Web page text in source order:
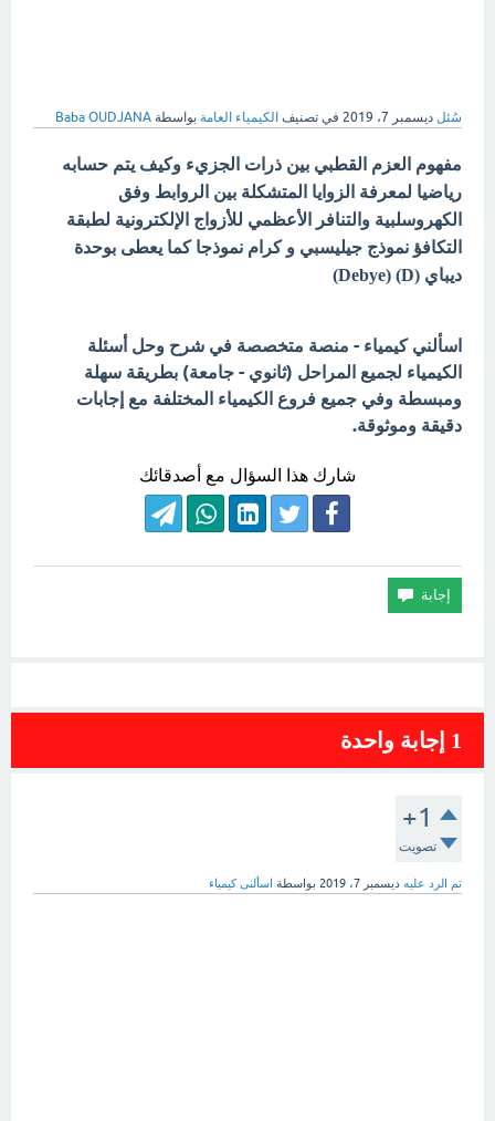
سُئل ديسمبر 7، 2019 في تصنيف الكيمياء العامة بواسطة Baba OUDJANA
مفهوم العزم القطبي بين ذرات الجزيء وكيف يتم حسابه
رياضيا لمعرفة الزوايا المتشكلة بين الروابط وفق
الكهروسلبية والتنافر الأعظمي للأزواج الإلكترونية لطبقة
التكافؤ نموذج جيليسبي و كرام نموذجا كما يعطى بوحدة
ديباي (D) (Debye)
اسألني كيمياء - منصة متخصصة في شرح وحل أسئلة
الكيمياء لجميع المراحل (ثانوي - جامعة) بطريقة سهلة
ومبسطة وفي جميع فروع الكيمياء المختلفة مع إجابات
دقيقة وموثوقة.
شارك هذا السؤال مع أصدقائك
1 إجابة واحدة
+1
تصويت
تم الرد عليه ديسمبر 7، 2019 بواسطة اسألنى كيمياء